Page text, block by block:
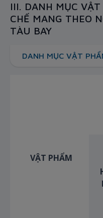
III. DANH MỤC
CHẾ MANG THEO
TÀU BAY
DANH MỤC VẬT
VẬT PHẨM